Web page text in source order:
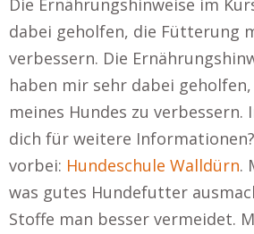
Die Ernährungshinweise im
dabei geholfen, die Fütterung
verbessern. Die
haben mir sehr dabei
meines Hundes zu verbessern.
dich für weitere
vorbei: Hundeschule Walldürn.
was gutes Hundefutter
Stoffe man besser vermeidet.